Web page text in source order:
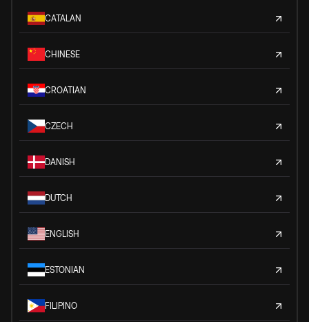
CATALAN
CHINESE
CROATIAN
CZECH
DANISH
DUTCH
ENGLISH
ESTONIAN
FILIPINO